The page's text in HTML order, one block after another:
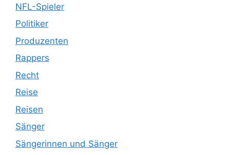
NFL-Spieler
Politiker
Produzenten
Rappers
Recht
Reise
Reisen
Sänger
Sängerinnen und Sänger